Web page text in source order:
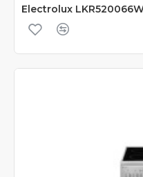
Electrolux